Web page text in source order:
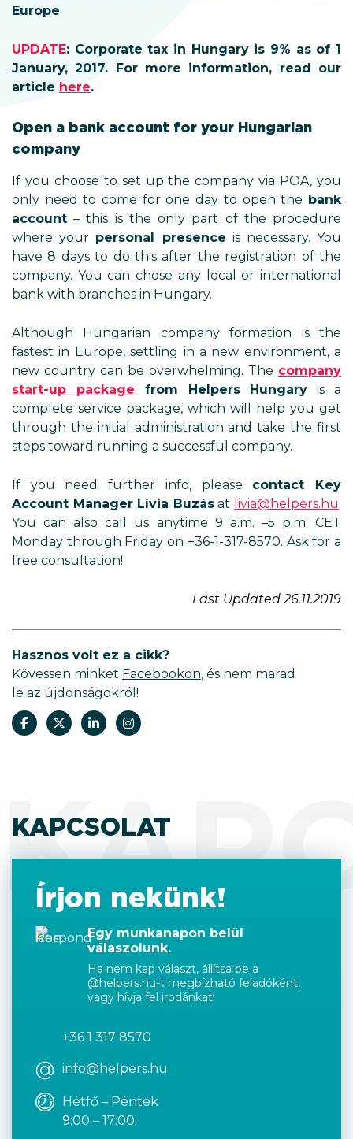
Europe.
UPDATE: Corporate tax in Hungary is 9% as of 1
January, 2017. For more information, read our
article here.
Open a bank account for your Hungarian
company
If you choose to set up the company via POA, you
only need to come for one day to open the bank
account – this is the only part of the procedure
where your personal presence is necessary. You
have 8 days to do this after the registration of the
company. You can chose any local or international
bank with branches in Hungary.
Although Hungarian company formation is the
fastest in Europe, settling in a new environment, a
new country can be overwhelming. The company
start-up package from Helpers Hungary is a
complete service package, which will help you get
through the initial administration and take the first
steps toward running a successful company.
If you need further info, please contact Key
Account Manager Lívia Buzásat livia@helpers.hu.
You can also call us anytime 9 a.m. –5 p.m. CET
Monday through Friday on +36-1-317-8570. Ask for a
free consultation!
Last Updated 26.11.2019
Hasznos volt ez a cikk?
Kövessen minket Facebookon, és nem marad
le az újdonságokról!
KAPCSOLAT
Írjon nekünk!
Egy munkanapon belül
válaszolunk.
Ha nem kap választ, állítsa be a
@helpers.hu-t megbízható feladóként,
vagy hívja fel irodánkat!
+36 1 317 8570
info@helpers.hu
Hétfő – Péntek
9:00 – 17:00